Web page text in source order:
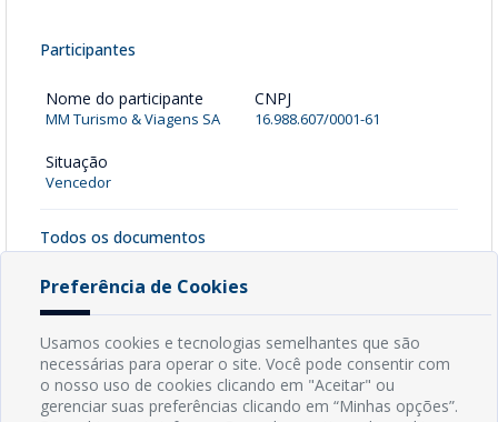
Participantes
Nome do participante
MM Turismo & Viagens SA
CNPJ
16.988.607/0001-61
Situação
Vencedor
Todos os documentos
Baixar Arquivo
INFORMAÇÕES
Preferência de Cookies
Usamos cookies e tecnologias semelhantes que são
necessárias para operar o site. Você pode consentir com
o nosso uso de cookies clicando em "Aceitar" ou
gerenciar suas preferências clicando em “Minhas opções”.